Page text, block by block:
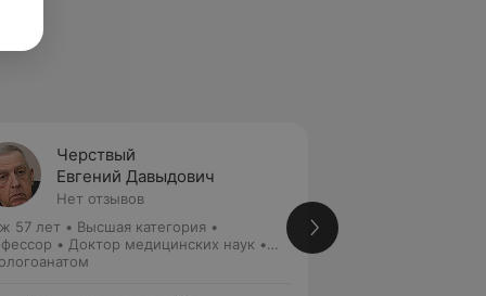
Черствый
Евгений Давыдович
Нет отзывов
57 лет • Высшая категория •
• Доктор медицинских наук •
кафедрой